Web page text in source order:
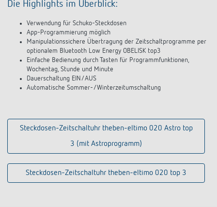
Die Highlights im Überblick:
Verwendung für Schuko-Steckdosen
App-Programmierung möglich
Manipulationssichere Übertragung der Zeitschaltprogramme per
optionalem Bluetooth Low Energy OBELISK top3
Einfache Bedienung durch Tasten für Programmfunktionen,
Wochentag, Stunde und Minute
Dauerschaltung EIN/AUS
Automatische Sommer-/Winterzeitumschaltung
Steckdosen-Zeitschaltuhr theben-eltimo 020 Astro top
3 (mit Astroprogramm)
Steckdosen-Zeitschaltuhr theben-eltimo 020 top 3